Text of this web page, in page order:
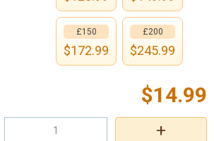
+
$14.99
£150
$172.99
£200
$245.99